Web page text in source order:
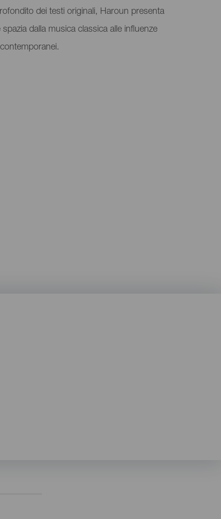
dei testi originali, Haroun presenta
dalla musica classica alle influenze